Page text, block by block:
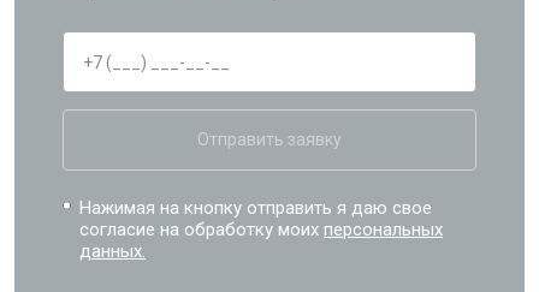
Отправить заявку
Нажимая на кнопку отправить я даю свое
согласие на обработку моихперсональных
данных.